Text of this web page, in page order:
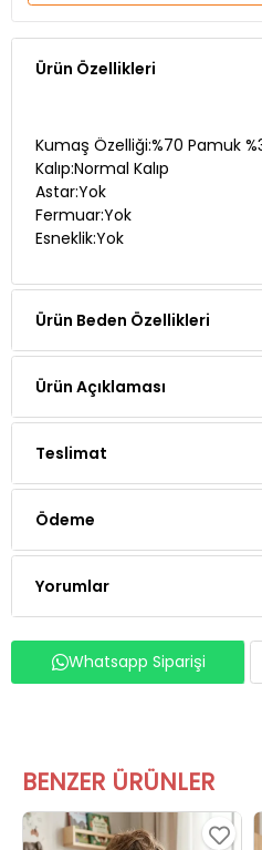
Ürün Özellikleri
Kumaş Özelliği:%70 Pamuk
Kalıp:Normal Kalıp
Astar:Yok
Fermuar:Yok
Esneklik:Yok
Ürün Beden Özellikleri
Ürün Açıklaması
Teslimat
Ödeme
Yorumlar
Whatsapp Siparişi
BENZER ÜRÜNLER